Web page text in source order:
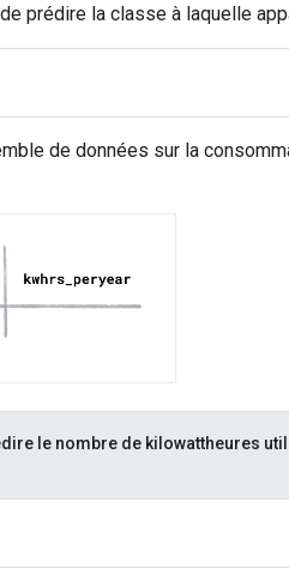
prédire la classe à laquelle
de données sur la
le nombre de kilowattheures